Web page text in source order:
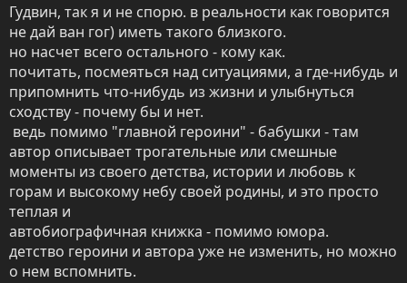
Гудвин, так я и не спорю. в реальности как говорится
не дай ван гог) иметь такого близкого.
но насчет всего остального - кому как.
почитать, посмеяться над ситуациями, а где-нибудь и
припомнить что-нибудь из жизни и улыбнуться
сходству - почему бы и нет.
автор описывает трогательные или смешные
моменты из своего детства, истории и любовь к
горам и высокому небу своей родины, и это просто
теплая и
автобиографичная книжка - помимо юмора.
детство героини и автора уже не изменить, но можно
о нем вспомнить.